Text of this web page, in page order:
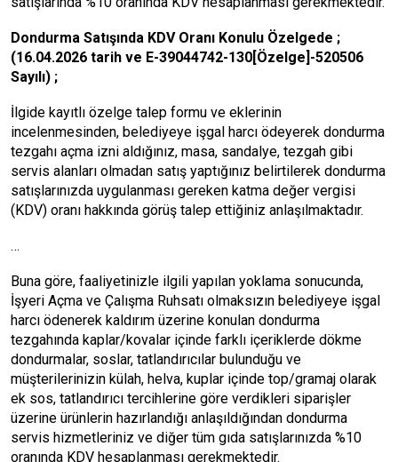
Dondurma Satışında KDV Oranı Konulu Özelgede ;
(16.04.2026 tarih ve E-39044742-130[Özelge]-520506
Sayılı) ;
İlgide kayıtlı özelge talep formu ve eklerinin
incelenmesinden, belediyeye işgal harcı ödeyerek dondurma
tezgahı açma izni aldığınız, masa, sandalye, tezgah gibi
servis alanları olmadan satış yaptığınız belirtilerek dondurma
satışlarınızda uygulanması gereken katma değer vergisi
(KDV) oranı hakkında görüş talep ettiğiniz anlaşılmaktadır.
…
Buna göre, faaliyetinizle ilgili yapılan yoklama sonucunda,
İşyeri Açma ve Çalışma Ruhsatı olmaksızın belediyeye işgal
harcı ödenerek kaldırım üzerine konulan dondurma
tezgahında kaplar/kovalar içinde farklı içeriklerde dökme
dondurmalar, soslar, tatlandırıcılar bulunduğu ve
müşterilerinizin külah, helva, kuplar içinde top/gramaj olarak
ek sos, tatlandırıcı tercihlerine göre verdikleri siparişler
üzerine ürünlerin hazırlandığı anlaşıldığından dondurma
servis hizmetleriniz ve diğer tüm gıda satışlarınızda %10
oranında KDV hesaplanması gerekmektedir.